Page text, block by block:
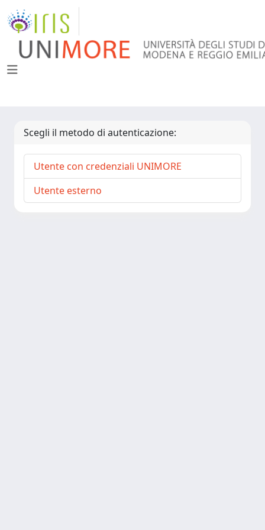
Scegli il metodo di autenticazione:
Utente con credenziali UNIMORE
Utente esterno